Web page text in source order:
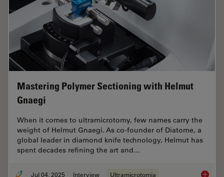
Mastering Polymer Sectioning with Helmut
Gnaegi
When it comes to ultramicrotomy, few names carry the
weight of Helmut Gnaegi. As co-founder of Diatome, a
global leader in diamond knife technology, Helmut has
spent decades refining the art and…
Jul 04, 2025 Interview Ultramicrotomia